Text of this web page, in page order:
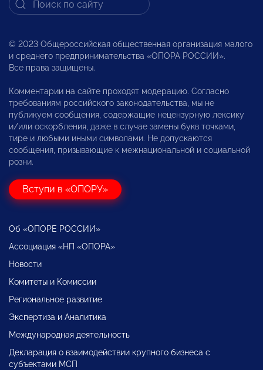
© 2023 Общероссийская общественная организация малого
и среднего предпринимательства «ОПОРА РОССИИ».
Все права защищены.
Комментарии на сайте проходят модерацию. Согласно
требованиям российского законодательства, мы не
публикуем сообщения, содержащие нецензурную лексику
и/или оскорбления, даже в случае замены букв точками,
тире и любыми иными символами. Не допускаются
сообщения, призывающие к межнациональной и социальной
розни.
Вступи в «ОПОРУ»
Об «ОПОРЕ РОССИИ»
Ассоциация «НП «ОПОРА»
Новости
Комитеты и Комиссии
Региональное развитие
Экспертиза и Аналитика
Международная деятельность
Декларация о взаимодействии крупного бизнеса с
субъектами МСП